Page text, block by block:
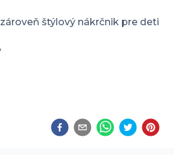
štýlový nákrčnik pre deti